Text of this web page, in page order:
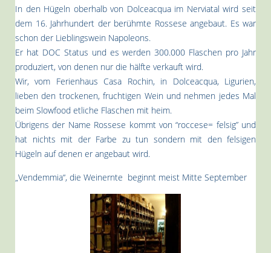
In den Hügeln oberhalb von Dolceacqua im Nerviatal wird seit
dem 16. Jahrhundert der berühmte Rossese angebaut. Es war
schon der Lieblingswein Napoleons.
Er hat DOC Status und es werden 300.000 Flaschen pro Jahr
produziert, von denen nur die hälfte verkauft wird.
Wir, vom Ferienhaus Casa Rochin, in Dolceacqua, Ligurien,
lieben den trockenen, fruchtigen Wein und nehmen jedes Mal
beim Slowfood etliche Flaschen mit heim.
Übrigens der Name Rossese kommt von “roccese= felsig” und
hat nichts mit der Farbe zu tun sondern mit den felsigen
Hügeln auf denen er angebaut wird.
„Vendemmia“, die Weinernte beginnt meist Mitte September